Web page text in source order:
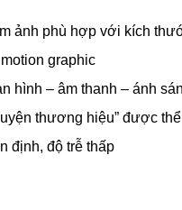
ảnh phù hợp với kích
graphic
hình – âm thanh – ánh
thương hiệu” được
định, độ trễ thấp